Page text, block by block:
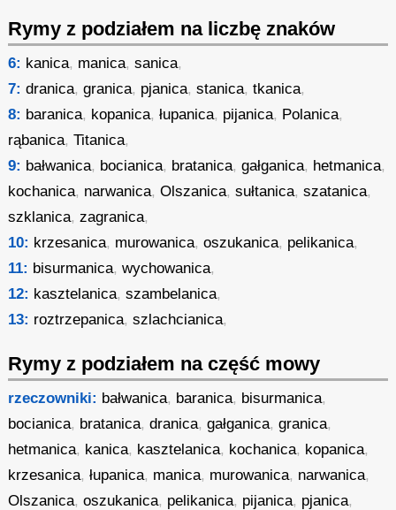
Rymy z podziałem na liczbę znaków
6: kanica, manica,sanica,
7: dranica,granica, pjanica,stanica,tkanica,
8: baranica, kopanica,łupanica, pijanica, Polanica,
rąbanica,Titanica,
9: bałwanica, bocianica, bratanica,gałganica, hetmanica,
kochanica, narwanica,Olszanica,sułtanica,szatanica,
szklanica,zagranica,
10: krzesanica, murowanica,oszukanica, pelikanica,
11: bisurmanica,wychowanica,
12: kasztelanica,szambelanica,
13: roztrzepanica,szlachcianica,
Rymy z podziałem na część mowy
rzeczowniki: bałwanica, baranica, bisurmanica,
bocianica, bratanica,dranica,gałganica,granica,
hetmanica, kanica, kasztelanica, kochanica, kopanica,
krzesanica,łupanica, manica, murowanica, narwanica,
Olszanica,oszukanica, pelikanica, pijanica, pjanica,